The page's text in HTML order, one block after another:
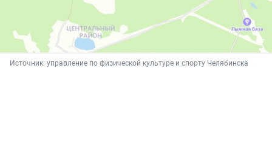
Источник: управление по физической культуре и спорту Челябинска